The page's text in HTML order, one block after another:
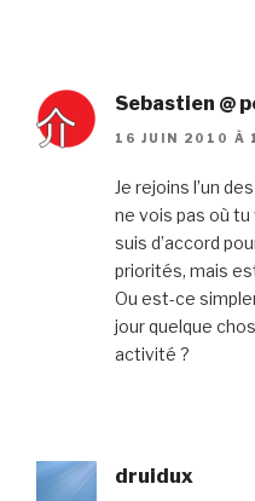
Sebastien @
16 JUIN 2010 À
Je rejoins l’un
ne vois pas où tu
suis d’accord
priorités, mais
Ou est-ce
jour quelque
activité ?
druidux